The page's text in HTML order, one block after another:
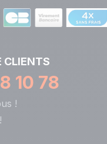
CLIENTS
10 78
!